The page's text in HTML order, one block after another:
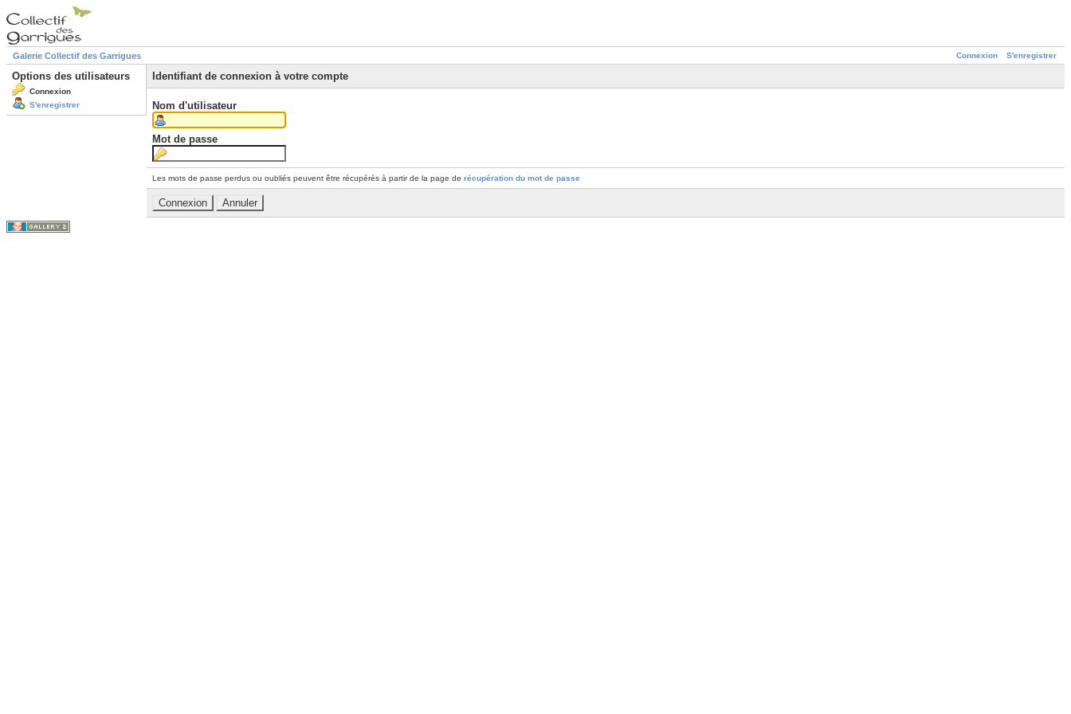
Connexion S'enregistrer
Galerie Collectif des Garrigues
Options des utilisateurs
Connexion
S'enregistrer
Identifiant de connexion à votre compte
Nom d'utilisateur
Mot de passe
Les mots de passe perdus ou oubliés peuvent être récupérés à partir de la page de récupération du mot de passe